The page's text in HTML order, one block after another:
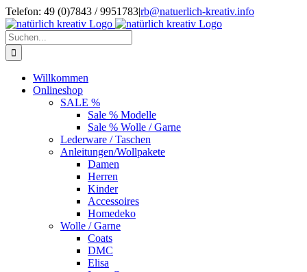
Zum
Inhalt
springen
Telefon: 49 (0)7843 / 9951783|rb@natuerlich-kreativ.info
Suche
nach:
Willkommen
Onlineshop
SALE %
Sale % Modelle
Sale % Wolle / Garne
Lederware / Taschen
Anleitungen/Wollpakete
Damen
Herren
Kinder
Accessoires
Homedeko
Wolle / Garne
Coats
DMC
Elisa